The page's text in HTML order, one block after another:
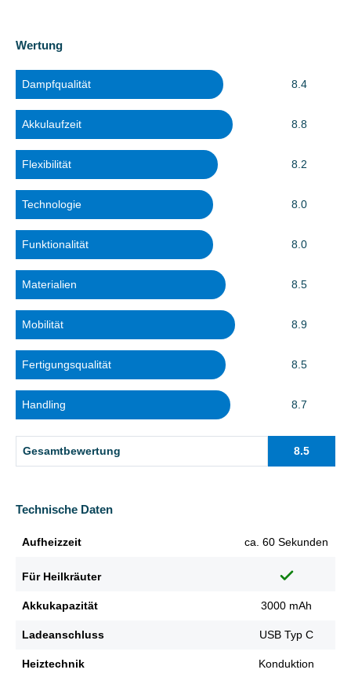
Wertung
Dampfqualität 8.4
Akkulaufzeit 8.8
Flexibilität 8.2
Technologie 8.0
Funktionalität 8.0
Materialien 8.5
Mobilität 8.9
Fertigungsqualität 8.5
Handling 8.7
Gesamtbewertung 8.5
Technische Daten
Aufheizzeit ca. 60 Sekunden
Für Heilkräuter
Akkukapazität 3000 mAh
Ladeanschluss USB Typ C
Heiztechnik Konduktion